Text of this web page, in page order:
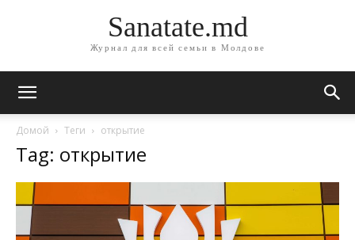
Sanatate.md
Журнал для всей семьи в Молдове
Домой Теги открытие
Tag: открытие